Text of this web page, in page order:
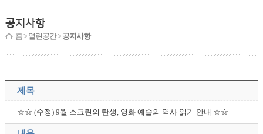
공지사항
홈> 열린공간 >공지사항
제목
☆☆ (수정) 9월 스크린의 탄생, 영화 예술의 역사 읽기 안내 ☆☆